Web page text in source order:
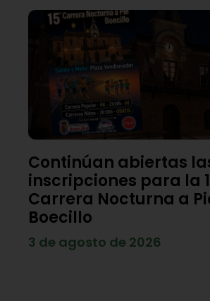
Continúan abiertas
inscripciones para la
Carrera Nocturna a
Boecillo
3 de agosto de 2026